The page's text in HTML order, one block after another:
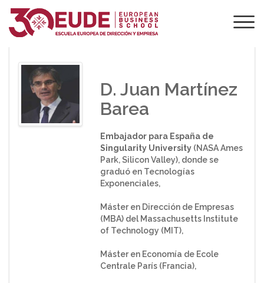
PONENTE DE EUDE
D. Juan Martínez
Barea
Embajador para España de
Singularity University(NASA Ames
Park, Silicon Valley), donde se
graduó en Tecnologías
Exponenciales,
Máster en Dirección de Empresas
(MBA) del Massachusetts Institute
of Technology (MIT),
Máster en Economía de Ecole
Centrale París (Francia),